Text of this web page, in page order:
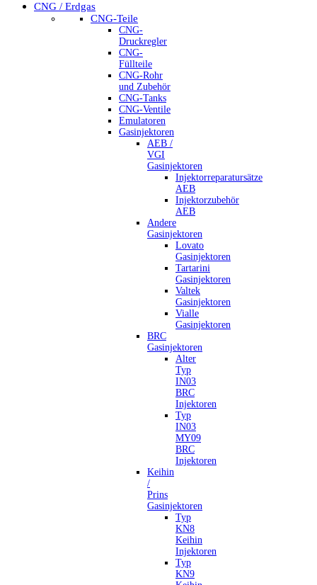
CNG / Erdgas
CNG-Teile
CNG-
Druckregler
CNG-
Füllteile
CNG-Rohr
und Zubehör
CNG-Tanks
CNG-Ventile
Emulatoren
Gasinjektoren
AEB /
VGI
Gasinjektoren
Injektorreparatursätze
AEB
Injektorzubehör
AEB
Andere
Gasinjektoren
Lovato
Gasinjektoren
Tartarini
Gasinjektoren
Valtek
Gasinjektoren
Vialle
Gasinjektoren
BRC
Gasinjektoren
Alter
Typ
IN03
BRC
Injektoren
Typ
IN03
MY09
BRC
Injektoren
Keihin
/
Prins
Gasinjektoren
Typ
KN8
Keihin
Injektoren
Typ
KN9